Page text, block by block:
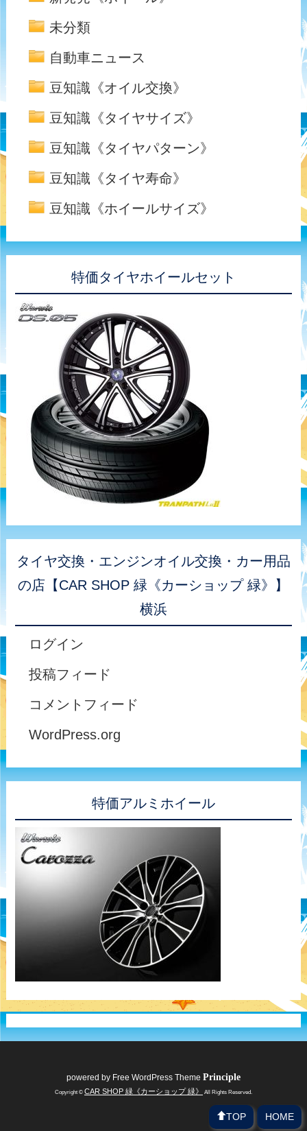
未分類
自動車ニュース
豆知識《オイル交換》
豆知識《タイヤサイズ》
豆知識《タイヤパターン》
豆知識《タイヤ寿命》
豆知識《ホイールサイズ》
特価タイヤホイールセット
タイヤ交換・エンジンオイル交換・カー用品
の店【CAR SHOP 緑《カーショップ 緑》】
横浜
ログイン
投稿フィード
コメントフィード
WordPress.org
特価アルミホイール
powered by Free WordPress Theme Principle
Copyright © CAR SHOP 緑《カーショップ 緑》 All Rights Reserved.
HOME
TOP